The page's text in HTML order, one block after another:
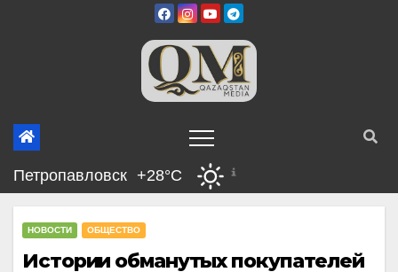
Петропавловск +28°C
НОВОСТИ ОБЩЕСТВО
Истории обманутых покупателей